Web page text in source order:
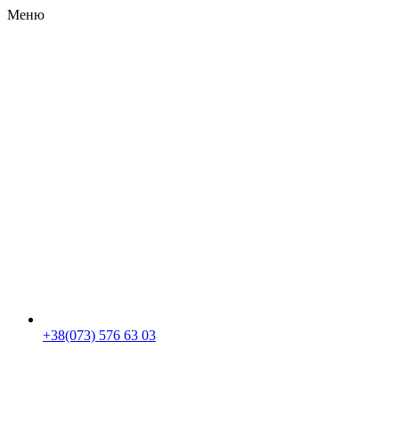
Меню
+38(073) 576 63 03